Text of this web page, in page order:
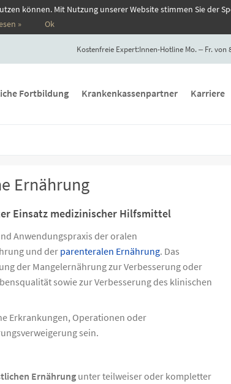
können. Mit Nutzung unserer Website stimmen Sie der
»
Ok
Kostenfreie Expert:Innen-Hotline Mo. ‒ Fr. von
Fortbildung Krankenkassenpartner Karriere
Ernährung
Einsatz medizinischer Hilfsmittel
Anwendungspraxis der oralen
und der parenteralen Ernährung. Das
der Mangelernährung zur Verbesserung oder
sowie zur Verbesserung des klinischen
Erkrankungen, Operationen oder
sein.
Ernährungunter teilweiser oder kompletter